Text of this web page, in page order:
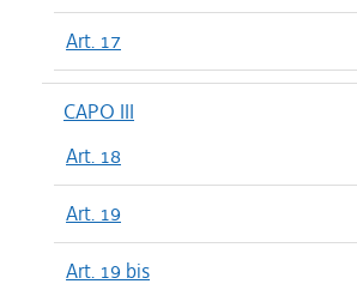
Art. 17
CAPO III
Art. 18
Art. 19
Art. 19 bis